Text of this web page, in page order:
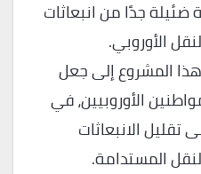
جدًا من انبعاثات
الأوروبي.
المشروع إلى جعل
الأوروبيين، في
الانبعاثات
المستدامة.